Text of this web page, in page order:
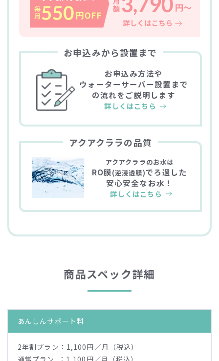
アクアクララの品質
アクアクララのお水は
RO膜(逆浸透膜)でろ過した
安心安全なお水！
詳しくはこちら
お申込みから設置まで
お申込み方法や
ウォーターサーバー設置まで
の流れをご説明します
詳しくはこちら
商品スペック詳細
あんしんサポート料
2年割プラン：1,100円／月（税込）